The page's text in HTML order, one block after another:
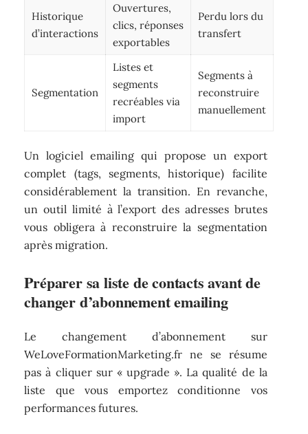
Historique
d’interactions
Ouvertures,
clics, réponses
exportables
Perdu lors du
transfert
Segmentation
Listes et
segments
recréables via
import
Segments à
reconstruire
manuellement
Un logiciel emailing qui propose un export
complet (tags, segments, historique) facilite
considérablement la transition. En revanche,
un outil limité à l’export des adresses brutes
vous obligera à reconstruire la segmentation
après migration.
Préparer sa liste de contacts avant de
changer d’abonnement emailing
Le changement d’abonnement sur
WeLoveFormationMarketing.fr ne se résume
pas à cliquer sur « upgrade ». La qualité de la
liste que vous emportez conditionne vos
performances futures.